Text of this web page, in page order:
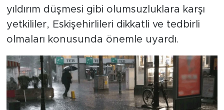
yıldırım düşmesi gibi olumsuzluklara karşı
yetkililer, Eskişehirlileri dikkatli ve tedbirli
olmaları konusunda önemle uyardı.